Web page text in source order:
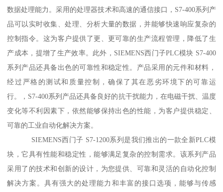
数据处理能力。采用的处理器技术和高速的通信接口，S7-400系列产
品可以实时收集、处理、分析大量的数据，并能够快速响应复杂的
控制指令。这为客户提供了更、更可靠的生产流程管理，降低了生
产成本，提增了生产效率。此外，SIEMENS西门子PLC模块 S7-400
系列产品还具备出色的可靠性和稳定性。产品采用的元件和材料，
经过严格的测试和质量控制，确保了其在恶劣环境下的可靠运
行。，S7-400系列产品还具备良好的抗干扰能力，在电磁干扰、温度
变化等不利因素下，依然能够保持出色的性能，为客户提供稳定、
可靠的工业自动化解决方案。
SIEMENS西门子 S7-1200系列是我们推出的一款全新PLC模
块，它具有性能和稳定性，能够满足复杂的控制需求。该系列产品
采用了的技术和创新的设计，为您提供、可靠和灵活的自动化控制
解决方案。具有强大的处理能力和丰富的接口选项，能够与传感